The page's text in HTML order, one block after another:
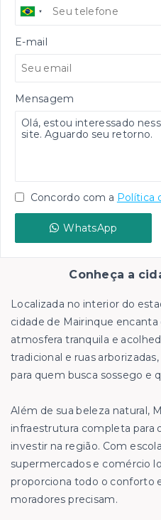
E-mail
Mensagem
Concordo com a Política
WhatsApp
Conheça a
Localizada no interior do
cidade de Mairinque
atmosfera tranquila e
tradicional e ruas
para quem busca sossego e
Além de sua beleza natural,
infraestrutura completa para
investir na região. Com
supermercados e comércio
proporciona todo o conforto
moradores precisam.